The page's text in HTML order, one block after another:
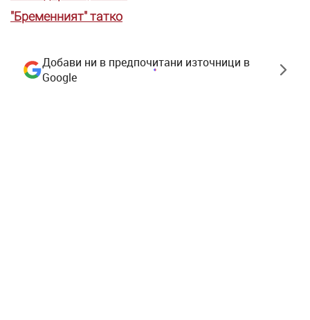
"Бременният" татко
Добави ни в предпочитани източници в
Google